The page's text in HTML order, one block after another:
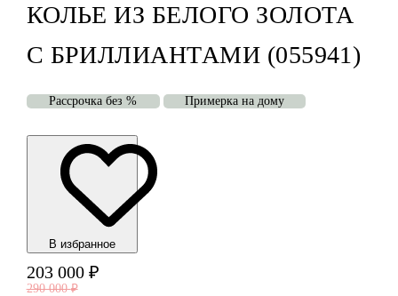
КОЛЬЕ ИЗ БЕЛОГО ЗОЛОТА
С БРИЛЛИАНТАМИ (055941)
Рассрочка без % Примерка на дому
В избранноe
203 000 ₽
290 000 ₽